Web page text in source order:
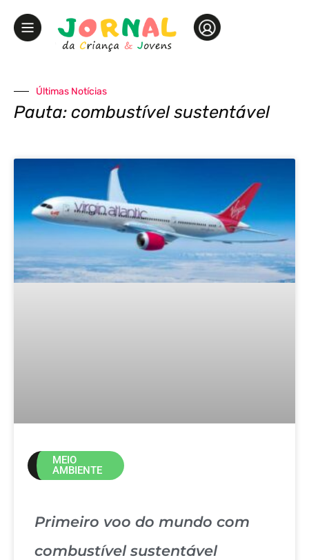
Últimas Notícias
Pauta: combustível sustentável
MEIO
AMBIENTE
Primeiro voo do mundo com
combustível sustentável